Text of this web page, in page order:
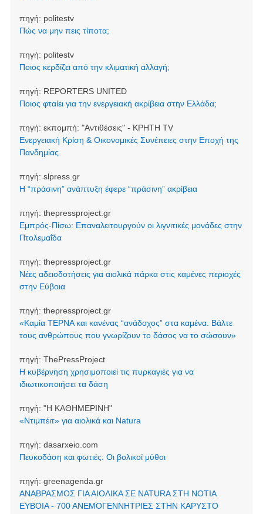
πηγή: politestv
Πώς να μην πεις τίποτα;
πηγή: politestv
Ποιος κερδίζει από την κλιματική αλλαγή;
πηγή: REPORTERS UNITED
Ποιος φταίει για την ενεργειακή ακρίβεια στην Ελλάδα;
πηγή: εκπομπή: "Αντιθέσεις" - ΚΡΗΤΗ TV
Ενεργειακή Κρίση & Οικονομικές Συνέπειες στην Εποχή της
Πανδημίας
πηγή: slpress.gr
Η “πράσινη” ανάπτυξη έφερε “πράσινη” ακρίβεια
πηγή: thepressproject.gr
Εμπρός-Πίσω: Επαναλειτουργούν οι λιγνιτικές μονάδες στην
Πτολεμαΐδα
πηγή: thepressproject.gr
Νέες αδειοδοτήσεις για αιολικά πάρκα στις καμένες περιοχές
στην Εύβοια
πηγή: thepressproject.gr
«Καμία ΤΕΡΝΑ και κανένας “ανάδοχος” στα καμένα. Βάλτε
τους ανθρώπους που γνωρίζουν το δάσος να το σώσουν»
πηγή: ThePressProject
Η κυβέρνηση χρησιμοποιεί τις πυρκαγιές για να
ιδιωτικοποιήσει τα δάση
πηγή: "Η ΚΑΘΗΜΕΡΙΝΗ"
«Ντιμπέιτ» για αιολικά και Natura
πηγή: dasarxeio.com
Πευκοδάση και φωτιές: Οι βολικοί μύθοι
πηγή: greenagenda.gr
ΑΝΑΒΡΑΣΜΟΣ ΓΙΑ ΑΙΟΛΙΚΑ ΣΕ NATURA ΣΤΗ ΝΟΤΙΑ
ΕΥΒΟΙΑ - 700 ΑΝΕΜΟΓΕΝΝΗΤΡΙΕΣ ΣΤΗΝ ΚΑΡΥΣΤΟ